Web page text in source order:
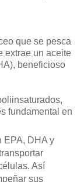
que se pesca
extrae un aceite
beneficioso
fundamental en
EPA, DHA y
Así
sus